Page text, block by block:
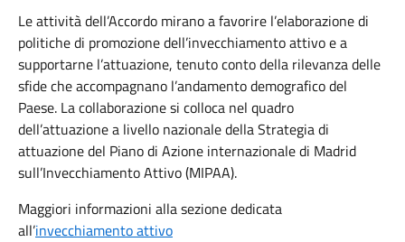
Le attività dell’Accordo mirano a favorire l’elaborazione di
politiche di promozione dell’invecchiamento attivo e a
supportarne l’attuazione, tenuto conto della rilevanza delle
sfide che accompagnano l’andamento demografico del
Paese. La collaborazione si colloca nel quadro
dell’attuazione a livello nazionale della Strategia di
attuazione del Piano di Azione internazionale di Madrid
sull’Invecchiamento Attivo (MIPAA).
Maggiori informazioni alla sezione dedicata
all’invecchiamento attivo